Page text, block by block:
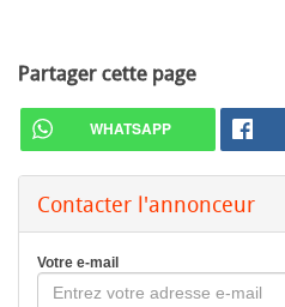
Partager cette page
WHATSAPP
Contacter l'annonceur
Votre e-mail